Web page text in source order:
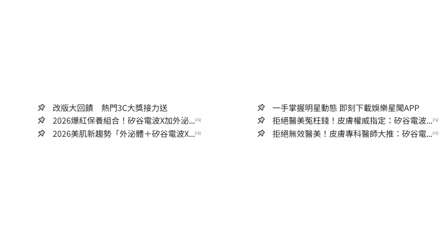
改版大回饋 熱門3C大獎接力送
一手掌握明星動態 即刻下載娛樂星聞APP
2026爆紅保養組合！矽谷電波X加外泌...PR 拒絕醫美冤枉錢！皮膚權威指定：矽谷電波...PR
2026美肌新趨勢「外泌體＋矽谷電波X...PR 拒絕無效醫美！皮膚專科醫師大推：矽谷電...PR